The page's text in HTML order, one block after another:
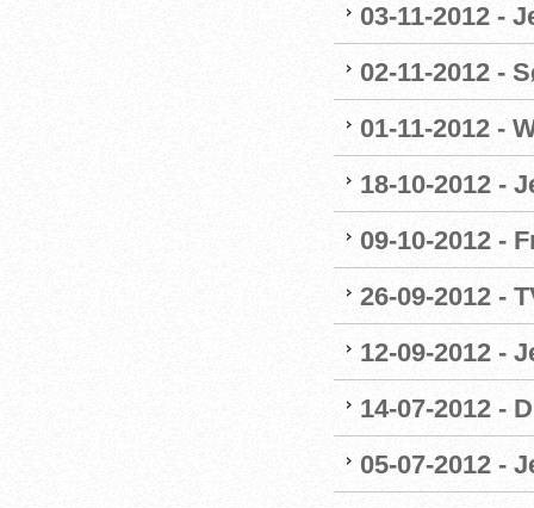
03-11-2012 -
02-11-2012 -
01-11-2012 -
18-10-2012 -
09-10-2012 -
26-09-2012 -
12-09-2012 -
14-07-2012 -
05-07-2012 -